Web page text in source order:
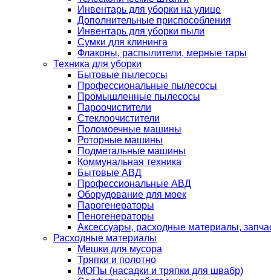
Инвентарь для уборки на улице
Дополнительные приспособления
Инвентарь для уборки пыли
Сумки для клининга
Флаконы, распылители, мерные тары
Техника для уборки
Бытовые пылесосы
Профессиональные пылесосы
Промышленные пылесосы
Пароочистители
Стеклоочистители
Поломоечные машины
Роторные машины
Подметальные машины
Коммунальная техника
Бытовые АВД
Профессиональные АВД
Оборудование для моек
Парогенераторы
Пеногенераторы
Аксессуары, расходные материалы,
Расходные материалы
Мешки для мусора
Тряпки и полотно
МОПы (насадки и тряпки для швабр)